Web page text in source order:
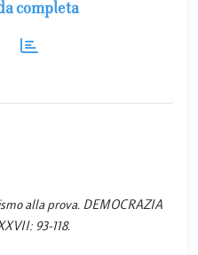
completa
alla prova. DEMOCRAZIA
93-118.